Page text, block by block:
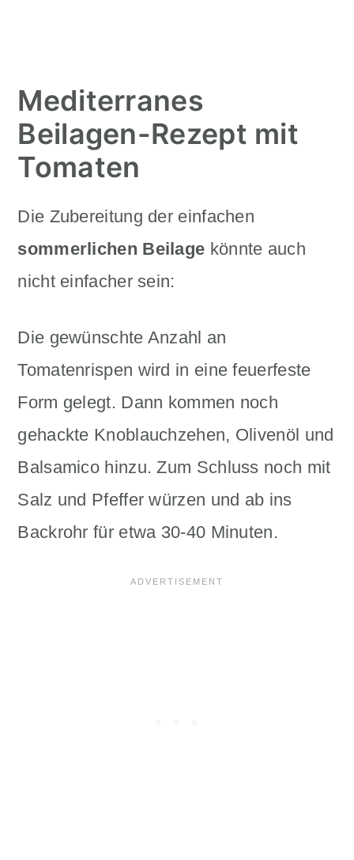
Mediterranes
Beilagen-Rezept mit
Tomaten
Die Zubereitung der einfachen
sommerlichen Beilage könnte auch
nicht einfacher sein:
Die gewünschte Anzahl an
Tomatenrispen wird in eine feuerfeste
Form gelegt. Dann kommen noch
gehackte Knoblauchzehen, Olivenöl und
Balsamico hinzu. Zum Schluss noch mit
Salz und Pfeffer würzen und ab ins
Backrohr für etwa 30-40 Minuten.